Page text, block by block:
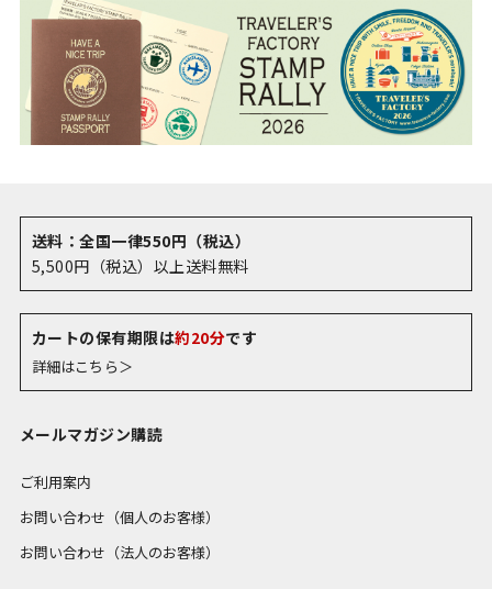
送料：全国一律550円（税込）
5,500円（税込）以上送料無料
カートの保有期限は約20分です
詳細はこちら＞
メールマガジン購読
ご利用案内
お問い合わせ（個人のお客様）
お問い合わせ（法人のお客様）